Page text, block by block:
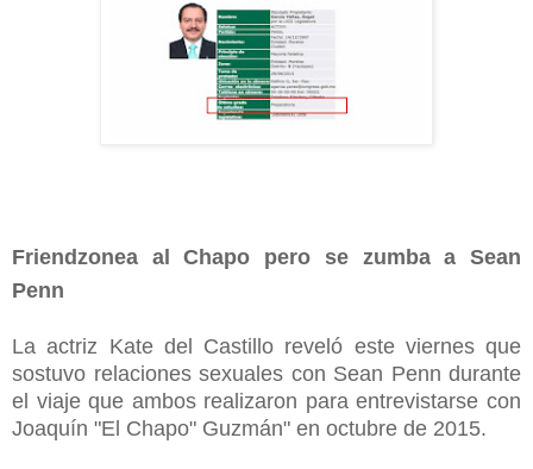
Friendzonea al Chapo pero se zumba a Sean
Penn
La actriz Kate del Castillo reveló este viernes que
sostuvo relaciones sexuales con Sean Penn durante
el viaje que ambos realizaron para entrevistarse con
Joaquín "El Chapo" Guzmán" en octubre de 2015.